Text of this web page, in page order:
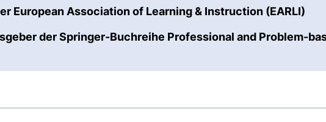
European Association of Learning & Instruction (EARLI)
der Springer-Buchreihe Professional and Problem-